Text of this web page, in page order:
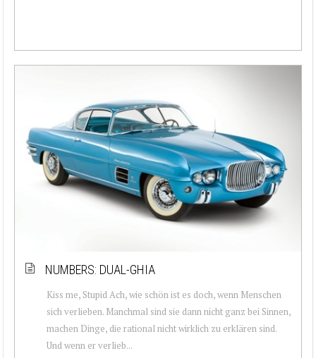
NUMBERS: DUAL-GHIA
Kiss me, Stupid Ach, wie schön ist es doch, wenn Menschen
sich verlieben. Manchmal sind sie dann nicht ganz bei Sinnen,
machen Dinge, die rational nicht wirklich zu erklären sind.
Und wenn er verlieb...